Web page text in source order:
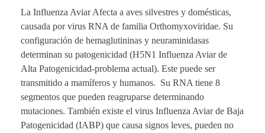
La Influenza Aviar Afecta a aves silvestres y domésticas,
causada por virus RNA de familia Orthomyxoviridae. Su
configuración de hemaglutininas y neuraminidasas
determinan su patogenicidad (H5N1 Influenza Aviar de
Alta Patogenicidad-problema actual). Este puede ser
transmitido a mamíferos y humanos. Su RNA tiene 8
segmentos que pueden reagruparse determinando
mutaciones. También existe el virus Influenza Aviar de Baja
Patogenicidad (IABP) que causa signos leves, pueden no